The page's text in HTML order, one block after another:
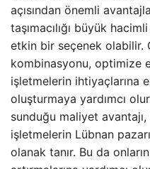
açısından önemli
taşımacılığı büyük
etkin bir seçenek olabilir.
kombinasyonu, optimize
işletmelerin ihtiyaçlarına
oluşturmaya yardımcı
sunduğu maliyet
işletmelerin Lübnan
olanak tanır. Bu da